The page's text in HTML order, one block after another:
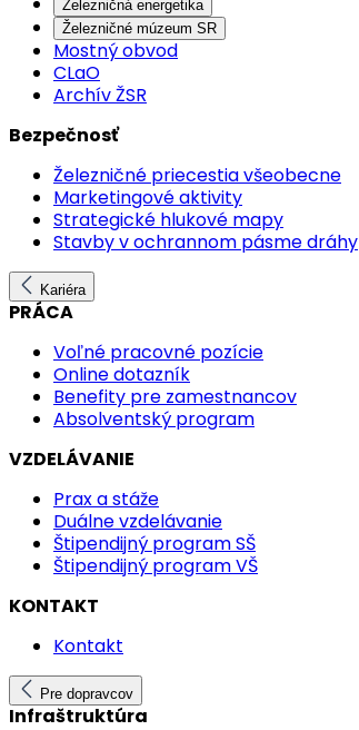
Železničná energetika
Železničné múzeum SR
Mostný obvod
CLaO
Archív ŽSR
Bezpečnosť
Železničné priecestia všeobecne
Marketingové aktivity
Strategické hlukové mapy
Stavby v ochrannom pásme dráhy
Kariéra
PRÁCA
Voľné pracovné pozície
Online dotazník
Benefity pre zamestnancov
Absolventský program
VZDELÁVANIE
Prax a stáže
Duálne vzdelávanie
Štipendijný program SŠ
Štipendijný program VŠ
KONTAKT
Kontakt
Pre dopravcov
Infraštruktúra